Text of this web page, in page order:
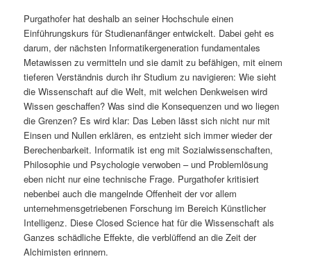
n
Purgathofer hat deshalb an seiner Hochschule einen
Einführungskurs für Studienanfänger entwickelt. Dabei geht es
darum, der nächsten Informatikergeneration fundamentales
Metawissen zu vermitteln und sie damit zu befähigen, mit einem
tieferen Verständnis durch ihr Studium zu navigieren: Wie sieht
die Wissenschaft auf die Welt, mit welchen Denkweisen wird
Wissen geschaffen? Was sind die Konsequenzen und wo liegen
die Grenzen? Es wird klar: Das Leben lässt sich nicht nur mit
Einsen und Nullen erklären, es entzieht sich immer wieder der
Berechenbarkeit. Informatik ist eng mit Sozialwissenschaften,
Philosophie und Psychologie verwoben – und Problemlösung
eben nicht nur eine technische Frage. Purgathofer kritisiert
nebenbei auch die mangelnde Offenheit der vor allem
unternehmensgetriebenen Forschung im Bereich Künstlicher
Intelligenz. Diese Closed Science hat für die Wissenschaft als
Ganzes schädliche Effekte, die verblüffend an die Zeit der
Alchimisten erinnern.